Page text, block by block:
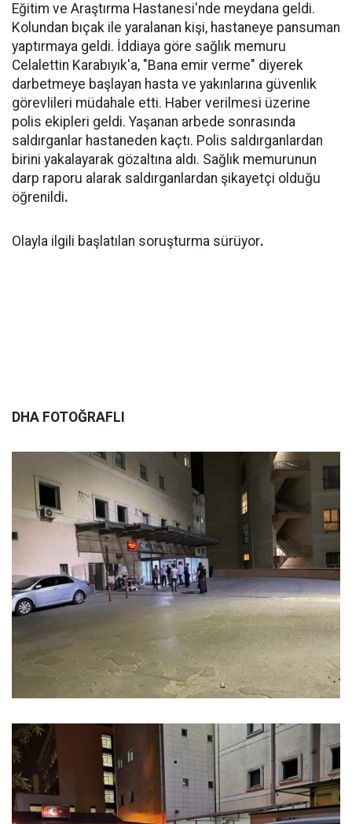
Eğitim ve Araştırma Hastanesi'nde meydana geldi.
Kolundan bıçak ile yaralanan kişi, hastaneye pansuman
yaptırmaya geldi. İddiaya göre sağlık memuru
Celalettin Karabıyık'a, "Bana emir verme" diyerek
darbetmeye başlayan hasta ve yakınlarına güvenlik
görevlileri müdahale etti. Haber verilmesi üzerine
polis ekipleri geldi. Yaşanan arbede sonrasında
saldırganlar hastaneden kaçtı. Polis saldırganlardan
birini yakalayarak gözaltına aldı. Sağlık memurunun
darp raporu alarak saldırganlardan şikayetçi olduğu
öğrenildi.
Olayla ilgili başlatılan soruşturma sürüyor.
DHA FOTOĞRAFLI